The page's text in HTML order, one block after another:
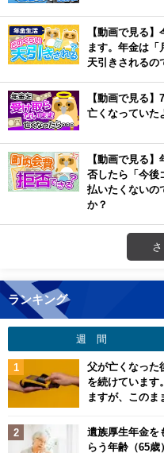
【動画で見る
ます。年金は「
天引きされるの
【動画で見る
亡くなっていた
【動画で見る
否したら「今後
払いたくないの
か？
ランキング
週 間
父が亡くなった
を続けています
ますが、このま
遺族厚生年金を
らう年齢（65